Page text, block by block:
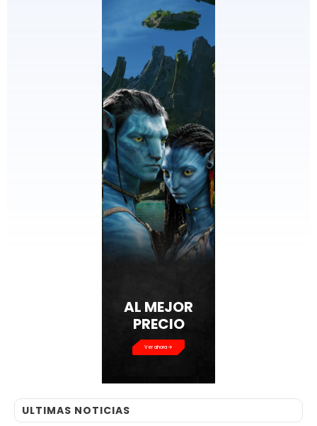
AL MEJOR
PRECIO
Ver ahora
ULTIMAS NOTICIAS